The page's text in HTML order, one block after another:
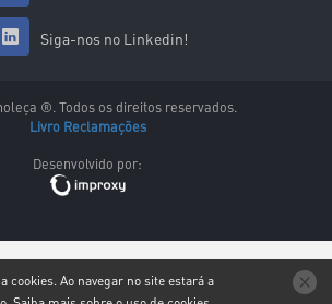
cookies. Ao navegar no site estará a
Siga-nos no Linkedin!
®. Todos os direitos reservados.
Livro Reclamações
Desenvolvido por: